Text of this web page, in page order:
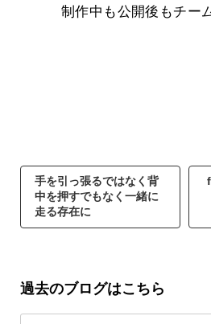
制作中も公開後もチー
手を引っ張るではなく背
中を押すでもなく一緒に
走る存在に
過去のブログはこちら